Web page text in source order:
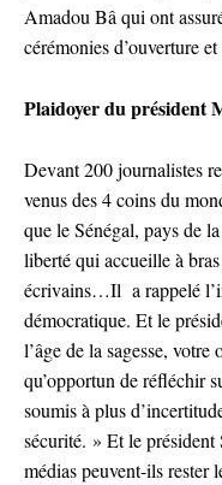
Amadou Bâ qui ont
cérémonies d’ouverture
Plaidoyer du président
Devant 200 journalistes
venus des 4 coins du
que le Sénégal, pays de
liberté qui accueille à
écrivains…Il a rappelé
démocratique. Et le
l’âge de la sagesse,
qu’opportun de réfléchir
soumis à plus
sécurité. » Et le
médias peuvent-ils rester